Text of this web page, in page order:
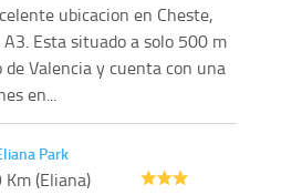
ubicacion en Cheste,
Esta situado a solo 500 m
Valencia y cuenta con una
en...
Park
Km (Eliana)